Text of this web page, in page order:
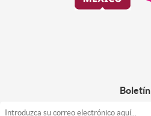
Boletín